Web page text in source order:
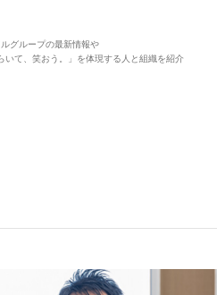
グループの最新情報や
いて、笑おう。」を体現する人と組織を紹介